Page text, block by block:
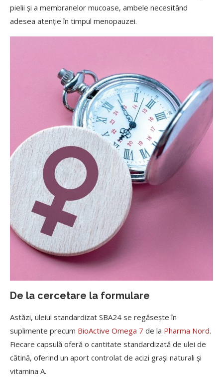
pielii și a membranelor mucoase, ambele necesitând
adesea atenție în timpul menopauzei.
De la cercetare la formulare
Astăzi, uleiul standardizat SBA24 se regăsește în
suplimente precum BioActive Omega 7 de la Pharma Nord.
Fiecare capsulă oferă o cantitate standardizată de ulei de
cătină, oferind un aport controlat de acizi grași naturali și
vitamina A.